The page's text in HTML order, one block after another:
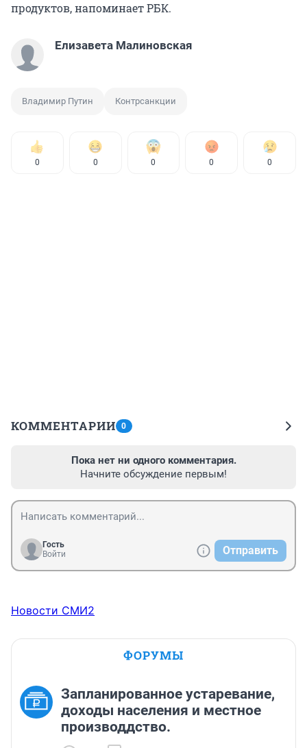
продуктов, напоминает РБК.
Елизавета Малиновская
Владимир Путин Контрсанкции
0 0 0 0 0
КОММЕНТАРИИ 0
Пока нет ни одного комментария.
Начните обсуждение первым!
Гость
Войти
Отправить
Новости СМИ2
ФОРУМЫ
Запланированное устаревание,
доходы населения и местное
производдство.